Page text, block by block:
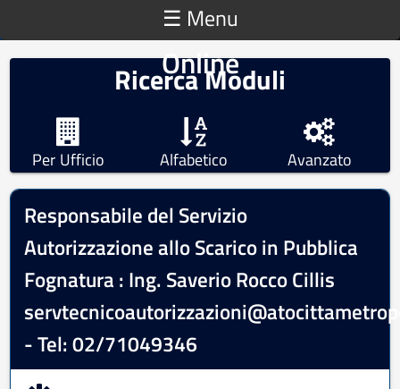
Online
☰ Menu
Ricerca Moduli
Per Ufficio Alfabetico Avanzato
Responsabile del Servizio
Autorizzazione allo Scarico in Pubblica
Fognatura : Ing. Saverio Rocco Cillis
- Tel: 02/71049346